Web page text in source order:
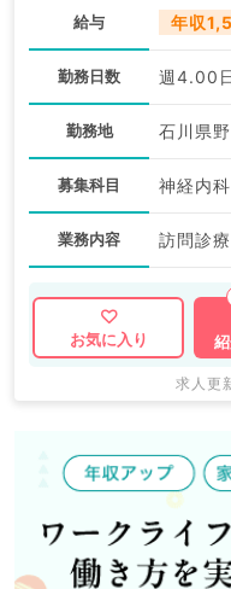
給与 年収
勤務日数 週4.00
勤務地 石川県
募集科目
業務内容 訪問診
お気に入り
求人更